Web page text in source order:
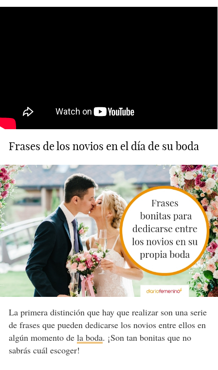
Frases de los novios en el día de su boda
La primera distinción que hay que realizar son una serie
de frases que pueden dedicarse los novios entre ellos en
algún momento de la boda. ¡Son tan bonitas que no
sabrás cuál escoger!